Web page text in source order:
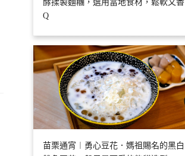
酵揉製麵糰，選用當地食材，鬆軟又香
Q
苗栗通宵︱勇心豆花．媽祖賜名的黑白